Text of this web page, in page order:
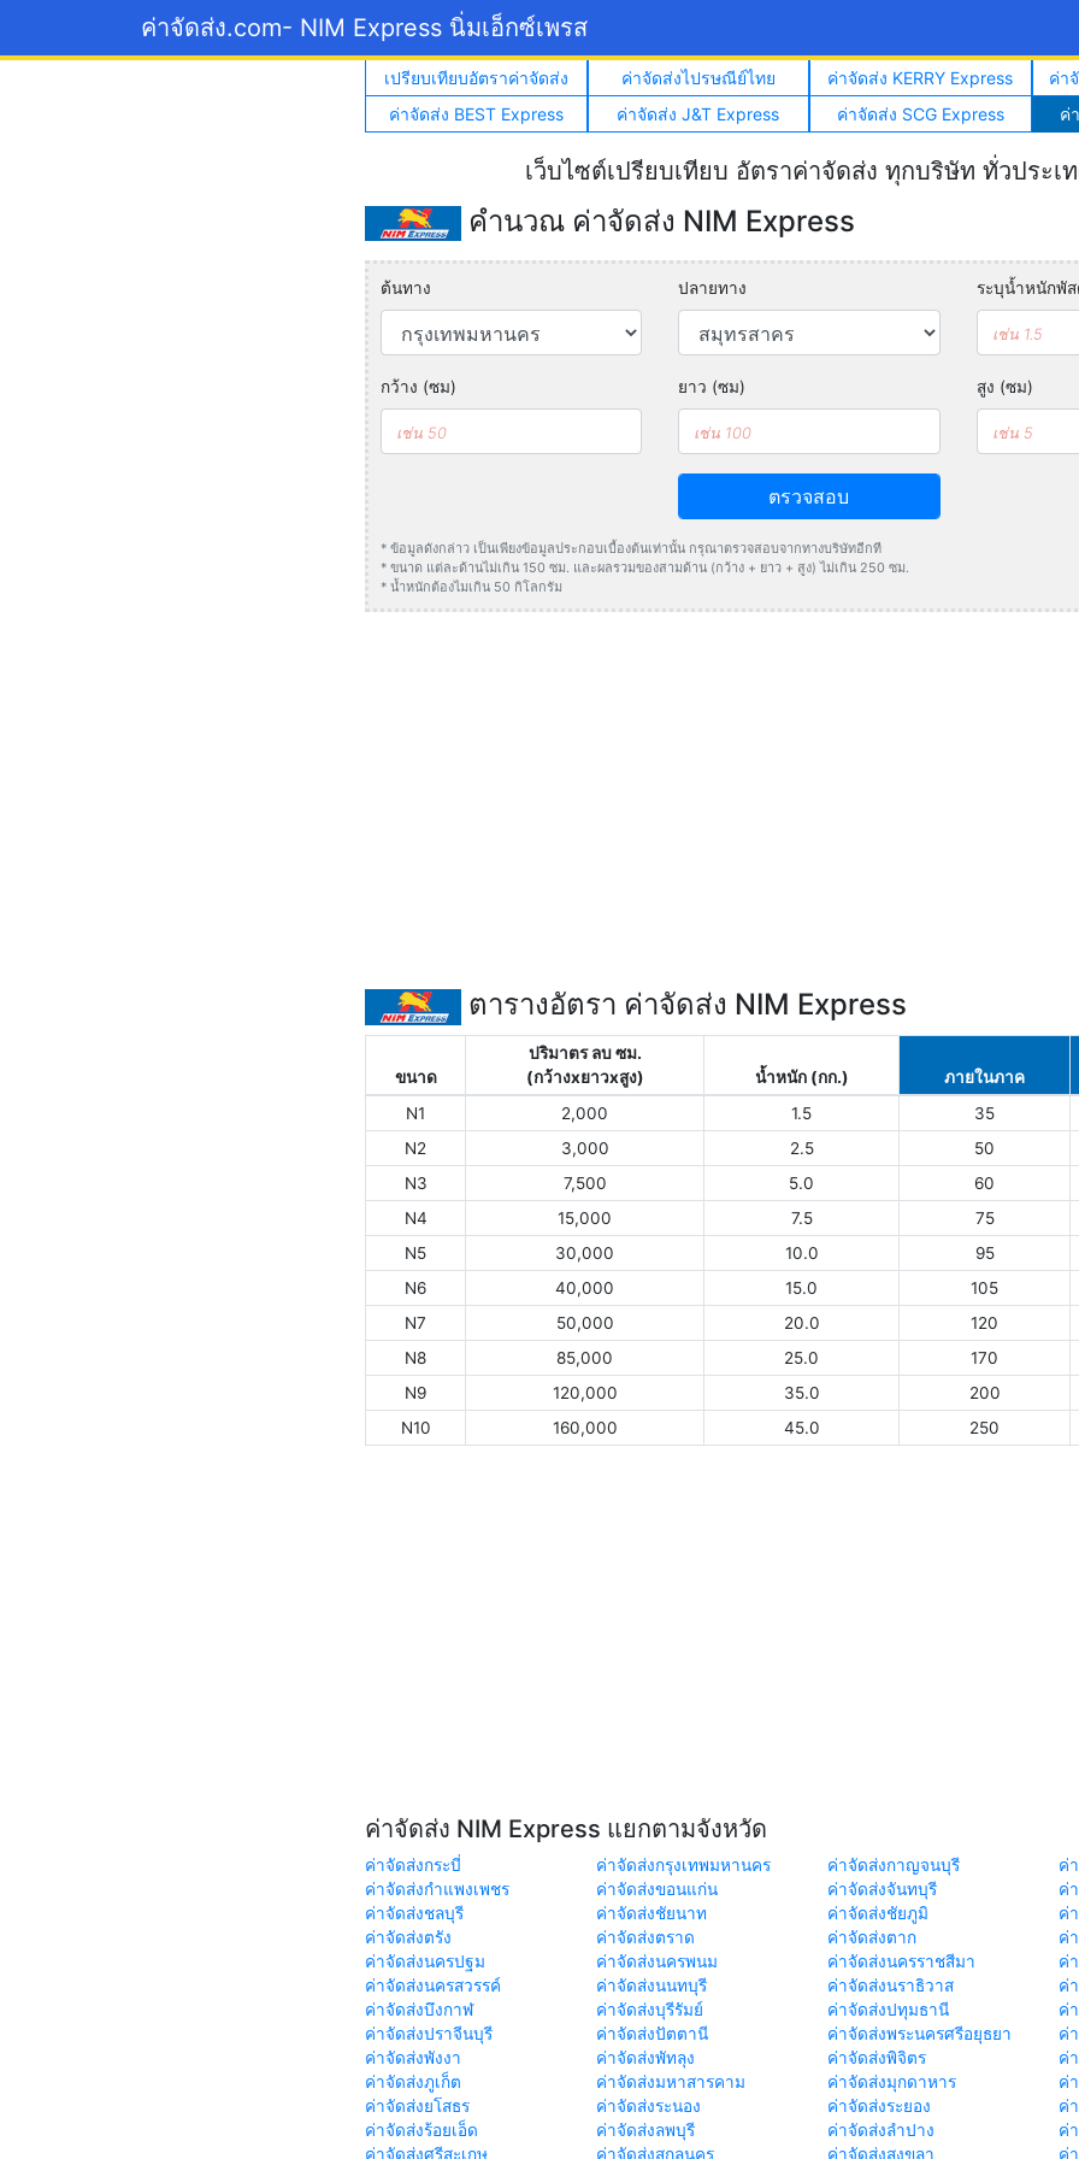
ค่าจัดส่ง.com- NIM Express นิ่มเอ็กซ์เพรส
เปรียบเทียบอัตราค่าจัดส่ง ค่าจัดส่งไปรษณีย์ไทย ค่าจัดส่ง KERRY Express
ค่า
ค่าจัดส่ง BEST Express
ค่าจัดส่ง J&T Express ค่าจัดส่ง SCG Express ค่
เว็บไซต์เปรียบเทียบ อัตราค่าจัดส่ง ทุกบริษัท ทั่วประเ
คำนวณ ค่าจัดส่ง NIM Express
ต้นทาง ปลายทาง ระบุน้ำหนักพั
กว้าง (ซม) ยาว (ซม) สูง (ซม)
ตรวจสอบ
* ข้อมูลดังกล่าว เป็นเพียงข้อมูลประกอบเบื้องต้นเท่านั้น กรุณาตรวจสอบจากทางบริษัทอีกที
* ขนาด แต่ละด้านไม่เกิน 150 ซม. และผลรวมของสามด้าน (กว้าง + ยาว + สูง) ไม่เกิน 250 ซม.
* น้ำหนักต้องไมเกิน 50 กิโลกรัม
ตารางอัตรา ค่าจัดส่ง NIM Express
ขนาด
ปริมาตร ลบ ซม.
(กว้างxยาวxสูง)
น้ำหนัก (กก.) ภายในภาค
N1
2,000 1.5 35
N2
3,000 2.5 50
N3
7,500 5.0 60
N4
15,000 7.5 75
N5
30,000 10.0 95
N6
40,000 15.0 105
N7
50,000 20.0 120
N8
85,000 25.0 170
N9
120,000 35.0 200
N10
160,000 45.0 250
ค่าจัดส่ง NIM Express แยกตามจังหวัด
ค่าจัดส่งกระบี่ ค่าจัดส่งกรุงเทพมหานคร ค่าจัดส่งกาญจนบุรี
ค่
ค่าจัดส่งกำแพงเพชร
ค่าจัดส่งขอนแก่น ค่าจัดส่งจันทบุรี
ค่
ค่าจัดส่งชลบุรี
ค่าจัดส่งชัยนาท ค่าจัดส่งชัยภูมิ
ค่
ค่าจัดส่งตรัง
ค่าจัดส่งตราด ค่าจัดส่งตาก
ค่
ค่าจัดส่งนครปฐม
ค่าจัดส่งนครพนม ค่าจัดส่งนครราชสีมา
ค่
ค่าจัดส่งนครสวรรค์
ค่าจัดส่งนนทบุรี ค่าจัดส่งนราธิวาส
ค่
ค่าจัดส่งบึงกาฬ
ค่าจัดส่งบุรีรัมย์ ค่าจัดส่งปทุมธานี
ค่
ค่าจัดส่งปราจีนบุรี
ค่าจัดส่งปัตตานี ค่าจัดส่งพระนครศรีอยุธยา
ค่
ค่าจัดส่งพังงา
ค่าจัดส่งพัทลุง ค่าจัดส่งพิจิตร
ค่
ค่าจัดส่งภูเก็ต
ค่าจัดส่งมหาสารคาม ค่าจัดส่งมุกดาหาร
ค่
ค่าจัดส่งยโสธร
ค่าจัดส่งระนอง ค่าจัดส่งระยอง
ค่
ค่าจัดส่งร้อยเอ็ด
ค่าจัดส่งลพบุรี ค่าจัดส่งลำปาง
ค่
ค่าจัดส่งศรีสะเกษ
ค่าจัดส่งสกลนคร ค่าจัดส่งสงขลา ค่